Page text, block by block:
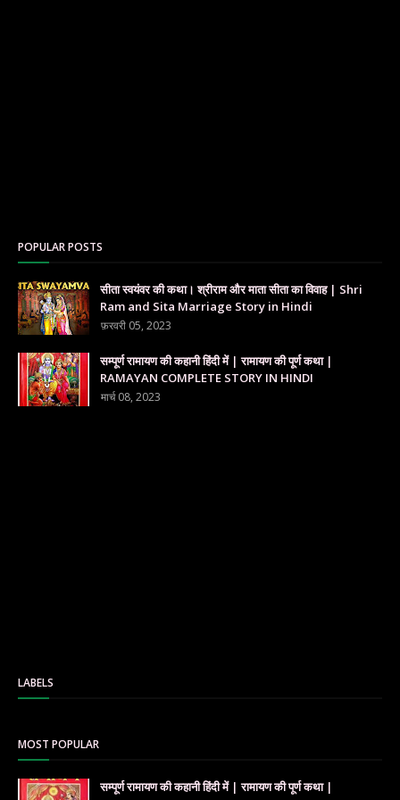
POPULAR POSTS
सीता स्वयंवर की कथा। श्रीराम और माता सीता का विवाह | Shri
Ram and Sita Marriage Story in Hindi
फ़रवरी 05, 2023
सम्पूर्ण रामायण की कहानी हिंदी में | रामायण की पूर्ण कथा |
RAMAYAN COMPLETE STORY IN HINDI
मार्च 08, 2023
LABELS
MOST POPULAR
सम्पूर्ण रामायण की कहानी हिंदी में | रामायण की पूर्ण कथा |